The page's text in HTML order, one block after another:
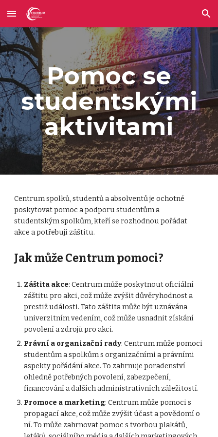
Skip to main content Skip to navigation
Pomoc se
studentskými
aktivitami
Centrum spolků, studentů a absolventů je ochotné
poskytovat pomoc a podporu studentům a
studentským spolkům, kteří se rozhodnou pořádat
akce a potřebují záštitu.
Jak může Centrum pomoci?
Záštita akce: Centrum může poskytnout oficiální
záštitu pro akci, což může zvýšit důvěryhodnost a
prestiž události. Tato záštita může být uznávána
univerzitním vedením, což může usnadnit získání
povolení a zdrojů pro akci.
Právní a organizační rady: Centrum může pomoci
studentům a spolkům s organizačními a právními
aspekty pořádání akce. To zahrnuje poradenství
ohledně potřebných povolení, zabezpečení,
financování a dalších administrativních záležitostí.
Promoce a marketing: Centrum může pomoci s
propagací akce, což může zvýšit účast a povědomí o
ní. To může zahrnovat pomoc s tvorbou plakátů,